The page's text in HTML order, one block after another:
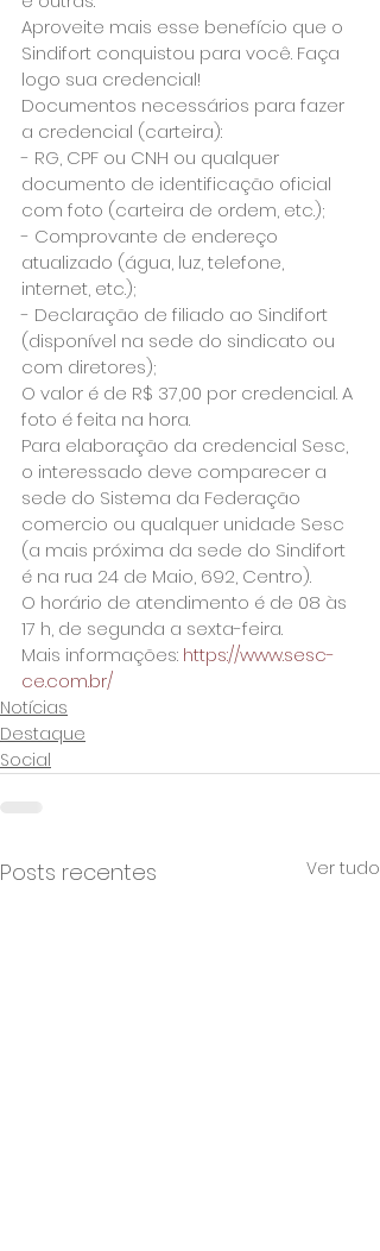
Aproveite mais esse benefício que o
Sindifort conquistou para você. Faça
logo sua credencial!
Documentos necessários para fazer
a credencial (carteira):
- RG, CPF ou CNH ou qualquer
documento de identificação oficial
com foto (carteira de ordem, etc.);
- Comprovante de endereço
atualizado (água, luz, telefone,
internet, etc.);
- Declaração de filiado ao Sindifort
(disponível na sede do sindicato ou
com diretores);
O valor é de R$ 37,00 por credencial. A
foto é feita na hora.
Para elaboração da credencial Sesc,
o interessado deve comparecer a
sede do Sistema da Federação
comercio ou qualquer unidade Sesc
(a mais próxima da sede do Sindifort
é na rua 24 de Maio, 692, Centro).
O horário de atendimento é de 08 às
17 h, de segunda a sexta-feira.
Mais informações: https://www.sesc-
ce.com.br/
Notícias
Destaque
Social
Posts recentes Ver tudo